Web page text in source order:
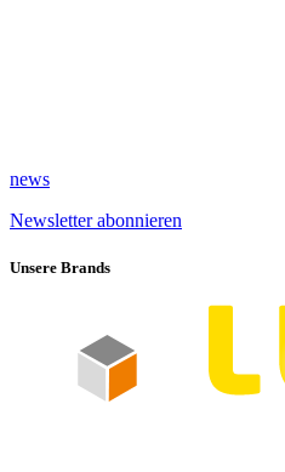
news
Newsletter abonnieren
Unsere Brands